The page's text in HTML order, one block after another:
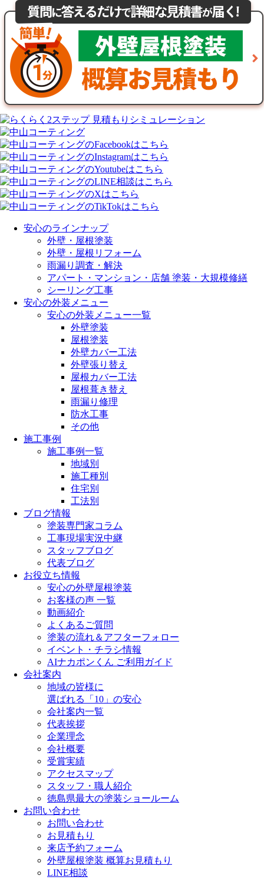
安心のラインナップ
外壁・屋根塗装
外壁・屋根リフォーム
雨漏り調査・解決
アパート・マンション・店舗 塗装・大規模修繕
シーリング工事
安心の外装メニュー
安心の外装メニュー一覧
外壁塗装
屋根塗装
外壁カバー工法
外壁張り替え
屋根カバー工法
屋根葺き替え
雨漏り修理
防水工事
その他
施工事例
施工事例一覧
地域別
施工種別
住宅別
工法別
ブログ情報
塗装専門家コラム
工事現場実況中継
スタッフブログ
代表ブログ
お役立ち情報
安心の外壁屋根塗装
お客様の声 一覧
動画紹介
よくあるご質問
塗装の流れ＆アフターフォロー
イベント・チラシ情報
AIナカポンくん ご利用ガイド
会社案内
地域の皆様に
選ばれる「10」の安心
会社案内一覧
代表挨拶
企業理念
会社概要
受賞実績
アクセスマップ
スタッフ・職人紹介
徳島県最大の塗装ショールーム
お問い合わせ
お問い合わせ
お見積もり
来店予約フォーム
外壁屋根塗装 概算お見積もり
LINE相談